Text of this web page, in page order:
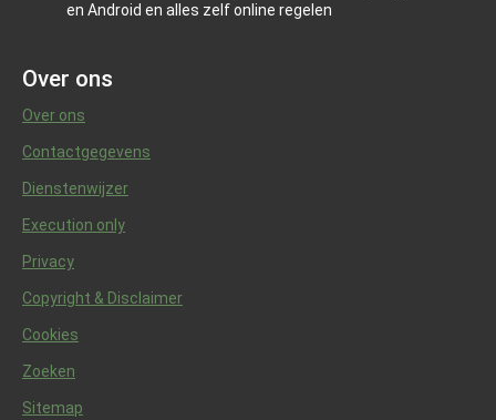
en Android en alles zelf online regelen
Over ons
Over ons
Contactgegevens
Dienstenwijzer
Execution only
Privacy
Copyright & Disclaimer
Cookies
Zoeken
Sitemap